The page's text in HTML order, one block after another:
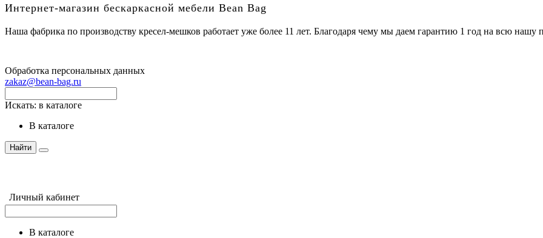
Интернет-магазин бескаркасной мебели Bean Bag
Наша фабрика по производству кресел-мешков работает уже более 11 лет. Благодаря чему мы даем гарантию 1 год на всю нашу
Обработка персональных данных
zakaz@bean-bag.ru
Искать: в каталоге
в каталоге
Найти
Личный кабинет
в каталоге